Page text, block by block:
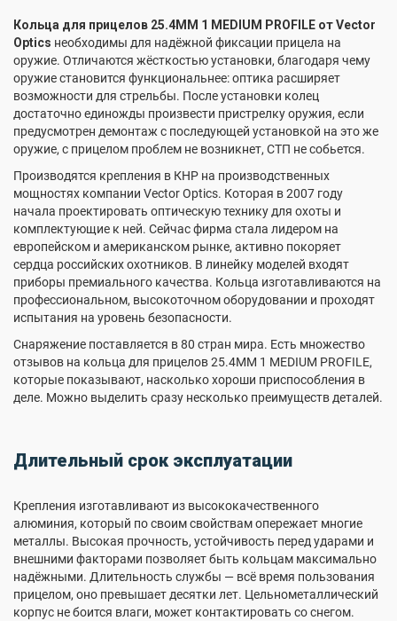
Кольца для прицелов 25.4MM 1 MEDIUM PROFILE от Vector
Optics необходимы для надёжной фиксации прицела на
оружие. Отличаются жёсткостью установки, благодаря чему
оружие становится функциональнее: оптика расширяет
возможности для стрельбы. После установки колец
достаточно единожды произвести пристрелку оружия, если
предусмотрен демонтаж с последующей установкой на это же
оружие, с прицелом проблем не возникнет, СТП не собьется.
Производятся крепления в КНР на производственных
мощностях компании Vector Optics. Которая в 2007 году
начала проектировать оптическую технику для охоты и
комплектующие к ней. Сейчас фирма стала лидером на
европейском и американском рынке, активно покоряет
сердца российских охотников. В линейку моделей входят
приборы премиального качества. Кольца изготавливаются на
профессиональном, высокоточном оборудовании и проходят
испытания на уровень безопасности.
Снаряжение поставляется в 80 стран мира. Есть множество
отзывов на кольца для прицелов 25.4MM 1 MEDIUM PROFILE,
которые показывают, насколько хороши приспособления в
деле. Можно выделить сразу несколько преимуществ деталей.
Длительный срок эксплуатации
Крепления изготавливают из высококачественного
алюминия, который по своим свойствам опережает многие
металлы. Высокая прочность, устойчивость перед ударами и
внешними факторами позволяет быть кольцам максимально
надёжными. Длительность службы — всё время пользования
прицелом, оно превышает десятки лет. Цельнометаллический
корпус не боится влаги, может контактировать со снегом.